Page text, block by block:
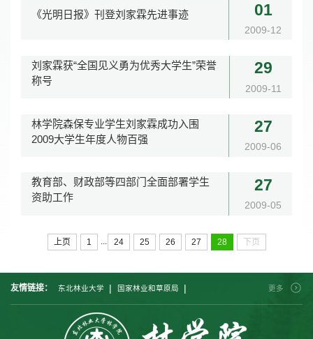
《光明日报》刊登刘家霖先进事迹 01
2009-12
刘家霖获“全国见义勇为优秀大学生”荣誉
称号
29
2009-11
林学院森保专业学生刘家霖成功入围
2009大学生年度人物百强
27
2009-06
教育部、财政部等四部门全面部署学生
资助工作
27
2009-05
上页 1 ... 24 25 26 27 28 下页
友情链接： 东北林业大学 | 国家林业和草原局 |
中国林业科学研究院 | 北京林业大学 | 南京林业大学 |
中南林业科技大学 西北农林科技大学
| 内蒙古农业大学
更多